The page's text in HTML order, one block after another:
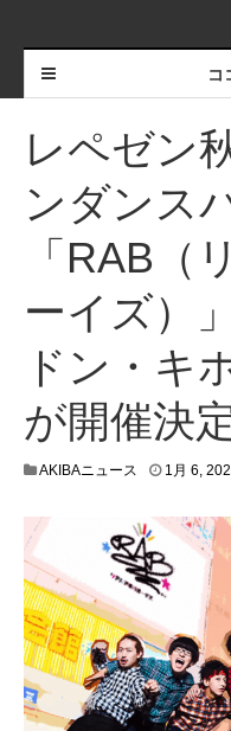
コ
レペゼン
ンダンス
「RAB（
ーイズ）
ドン・キ
が開催決
AKIBAニュース 1月 6,